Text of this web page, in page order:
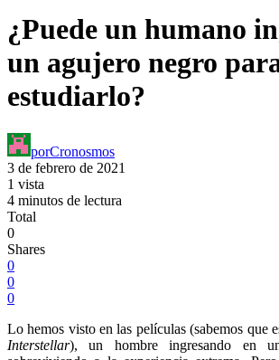
¿Puede un humano
un agujero negro
estudiarlo?
porCronosmos
3 de febrero de 2021
1 vista
4 minutos de lectura
Total
0
Shares
0
0
0
Lo hemos visto en las películas (sabemos que
Interstellar), un hombre ingresando en